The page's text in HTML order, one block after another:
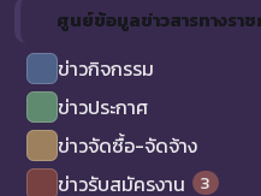
ศูนย์ข้อมูลข่าวสารทางราช
ข่าวกิจกรรม
ข่าวประกาศ
ข่าวจัดซื้อ-จัดจ้าง
ข่าวรับสมัครงาน
3